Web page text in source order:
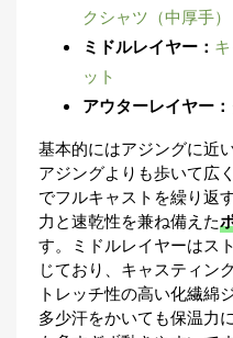
クシャツ（中厚手）
ミドルレイヤー：
ット
アウターレイヤー：
基本的にはアジングに近
アジングよりも歩いて広
でフルキャストを繰り返
力と速乾性を兼ね備えた
す。ミドルレイヤーはス
じており、キャスティン
トレッチ性の高い化繊綿
多少汗をかいても保温力